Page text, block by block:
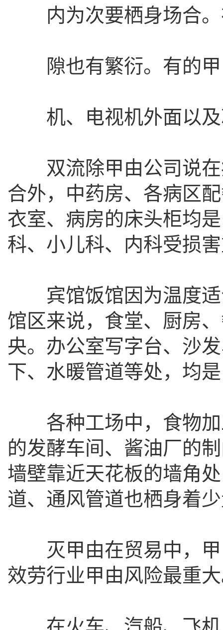
内为次要栖身场合。
隙也有繁衍。有的甲
机、电视机外面以及
双流除甲由公司说在
合外，中药房、各病区
衣室、病房的床头柜均
科、小儿科、内科受损
宾馆饭馆因为温度适
馆区来说，食堂、厨房
央。办公室写字台、沙
下、水暖管道等处，均
各种工场中，食物加
的发酵车间、酱油厂的
墙壁靠近天花板的墙角
道、通风管道也栖身着
灭甲由在贸易中，甲
效劳行业甲由风险最重